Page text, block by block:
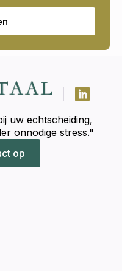
uw echtscheiding,
onnodige stress."
op